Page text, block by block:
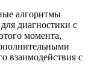
алгоритмы
диагностики с
момента,
взаимодействия с